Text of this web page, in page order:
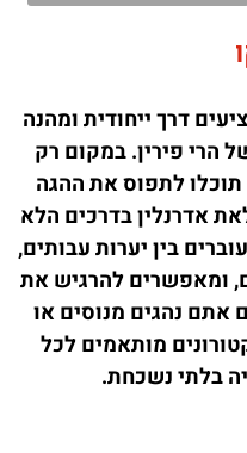
דרך ייחודית ומהנה
הרי פירין. במקום רק
לתפוס את ההגה
אדרנלין בדרכים הלא
בין יערות עבותים,
ומאפשרים להרגיש את
אתם נהגים מנוסים או
מותאמים לכל
בלתי נשכחת.